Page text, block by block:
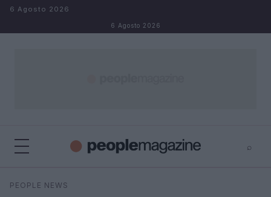
Salta al contenuto
6 Agosto 2026
6 Agosto 2026
⌕
Cerca
PEOPLE NEWS